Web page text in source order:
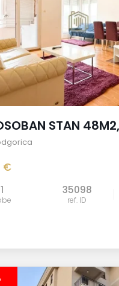
STAN
€
1 35098
ref. ID